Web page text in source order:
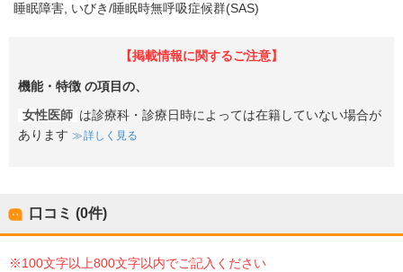
睡眠障害 いびき/睡眠時無呼吸症候群(SAS)
【掲載情報に関するご注意】
機能・特徴 の項目の、
女性医師 は診療科・診療日時によっては在籍していない場合が
あります
詳しく見る
口コミ (0件)
※100文字以上800文字以内でご記入ください